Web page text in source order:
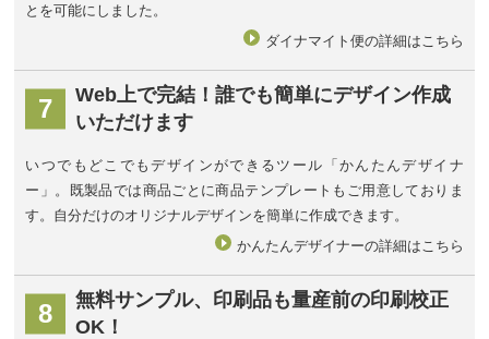
とを可能にしました。
ダイナマイト便の詳細はこちら
7 Web上で完結！誰でも簡単にデザイン作成
いただけます
いつでもどこでもデザインができるツール「かんたんデザイナ
ー」。既製品では商品ごとに商品テンプレートもご用意しておりま
す。自分だけのオリジナルデザインを簡単に作成できます。
かんたんデザイナーの詳細はこちら
8 無料サンプル、 印刷品も量産前の印刷校正
OK！